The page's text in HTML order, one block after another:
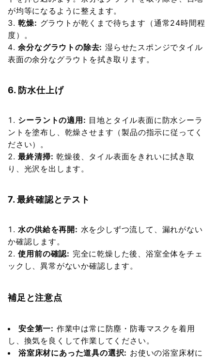
が均等になるように整えます。
乾燥: グラウトが乾くまで待ちます（通常24時間程
度）。
余分なグラウトの除去: 湿らせたスポンジでタイル
表面の余分なグラウトを拭き取ります。
6. 防水仕上げ
シーラントの適用: 目地とタイル表面に防水シーラ
ントを塗布し、乾燥させます（製品の指示に従ってく
ださい）。
最終清掃: 乾燥後、タイル表面をきれいに拭き取
り、光沢を出します。
7. 最終確認とテスト
水の供給を再開: 水を少しずつ流して、漏れがない
か確認します。
使用前の確認: 完全に乾燥した後、浴室全体をチェ
ックし、異常がないか確認します。
補足と注意点
安全第一: 作業中は常に防塵・防毒マスクを着用
し、換気を良くして作業してください。
浴室床材にあった道具の選択: お使いの浴室床材に